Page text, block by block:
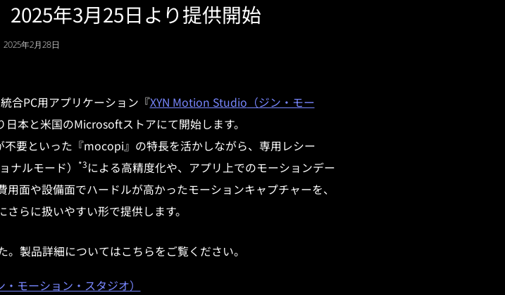
2025年3月25日より提供開始
2025年2月28日
合PC用アプリケーション『XYN Motion Studio （ジン・モー
本と米国のMicrosoftストアにて開始します。
不要といった『mocopi』の特長を活かしながら、専用レシー
ナルモード） *3による高精度化や、アプリ上でのモーションデー
面や設備面でハードルが高かったモーションキャプチャーを、
らに扱いやすい形で提供します。
製品詳細についてはこちらをご覧ください。
モーション・スタジオ）